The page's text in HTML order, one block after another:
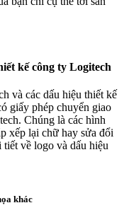
kế công ty Logitech
và các dấu hiệu thiết kế
giấy phép chuyển giao
Chúng là các hình
xếp lại chữ hay sửa đổi
về logo và dấu hiệu
khác